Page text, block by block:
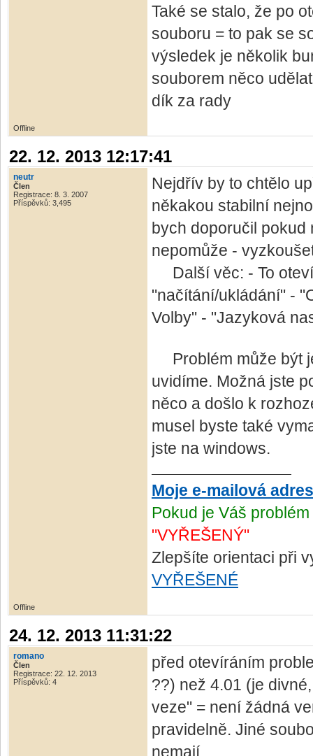
Také se stalo, že po
souboru = to pak se
výsledek je několik
souborem něco
dík za rady
Offline
22. 12. 2013 12:17:41
neutr
Člen
Registrace: 8. 3. 2007
Příspěvků: 3,495
Nejdřív by to chtělo
někakou stabilní
bych doporučil pokud
nepomůže -
Další věc: - To
"načítání/ukládání" -
Volby" - "Jazyková
Problém může být
uvidíme. Možná jste
něco a došlo k
musel byste také
jste na windows.
Moje e-mailová
Pokud je Váš
"VYŘEŠENÝ"
Zlepšíte orientaci při
VYŘEŠENÉ
Offline
24. 12. 2013 11:31:22
romano
Člen
Registrace: 22. 12. 2013
Příspěvků: 4
před otevíráním
??) než 4.01 (je
veze" = není žádná
pravidelně. Jiné
nemají.